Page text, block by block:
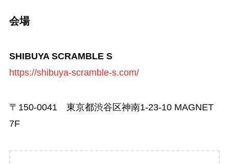
会場
SHIBUYA SCRAMBLE S
https://shibuya-scramble-s.com/
〒150-0041 東京都渋谷区神南1-23-10 MAGNET
7F